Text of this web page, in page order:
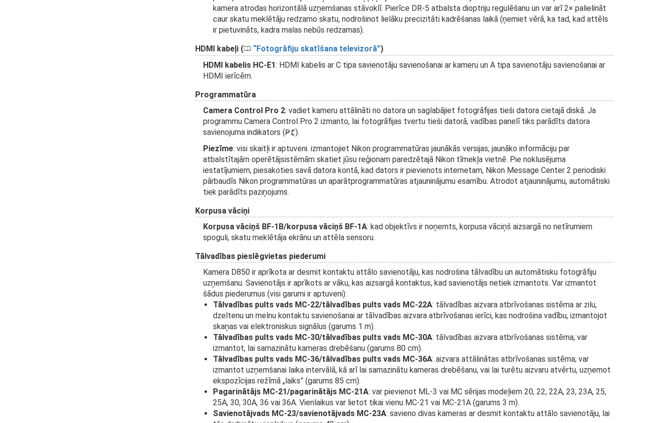
kamera atrodas horizontālā uzņemšanas stāvoklī. Pierīce DR-5 atbalsta dioptriju regulēšanu un var arī 2× palielināt
caur skatu meklētāju redzamo skatu, nodrošinot lielāku precizitāti kadrēšanas laikā (ņemiet vērā, ka tad, kad attēls
ir pietuvināts, kadra malas nebūs redzamas).
HDMI kabeļi (0 Fotogrāfiju skatīšana televizorā )
HDMI kabelis HC-E1: HDMI kabelis ar C tipa savienotāju savienošanai ar kameru un A tipa savienotāju savienošanai ar
HDMI ierīcēm.
Programmatūra
Camera Control Pro 2: vadiet kameru attālināti no datora un saglabājiet fotogrāfijas tieši datora cietajā diskā. Ja
programmu Camera Control Pro 2 izmanto, lai fotogrāfijas tvertu tieši datorā, vadības panelī tiks parādīts datora
savienojuma indikators (c).
Piezīme: visi skaitļi ir aptuveni. izmantojiet Nikon programmatūras jaunākās versijas; jaunāko informāciju par
atbalstītajām operētājsistēmām skatiet jūsu reģionam paredzētajā Nikon tīmekļa vietnē. Pie noklusējuma
iestatījumiem, piesakoties savā datora kontā, kad dators ir pievienots internetam, Nikon Message Center 2 periodiski
pārbaudīs Nikon programmatūras un aparātprogrammatūras atjauninājumu esamību. Atrodot atjauninājumu, automātiski
tiek parādīts paziņojums.
Korpusa vāciņi
Korpusa vāciņš BF-1B/korpusa vāciņš BF-1A: kad objektīvs ir noņemts, korpusa vāciņš aizsargā no netīrumiem
spoguli, skatu meklētāja ekrānu un attēla sensoru.
Tālvadības pieslēgvietas piederumi
Kamera D850 ir aprīkota ar desmit kontaktu attālo savienotāju, kas nodrošina tālvadību un automātisku fotogrāfiju
uzņemšanu. Savienotājs ir aprīkots ar vāku, kas aizsargā kontaktus, kad savienotājs netiek izmantots. Var izmantot
šādus piederumus (visi garumi ir aptuveni):
Tālvadības pults vads MC-22/tālvadības pults vads MC-22A: tālvadības aizvara atbrīvošanas sistēma ar zilu,
dzeltenu un melnu kontaktu savienošanai ar tālvadības aizvara atbrīvošanas ierīci, kas nodrošina vadību, izmantojot
skaņas vai elektroniskus signālus (garums 1 m).
Tālvadības pults vads MC-30/tālvadības pults vads MC-30A: tālvadības aizvara atbrīvošanas sistēma; var
izmantot, lai samazinātu kameras drebēšanu (garums 80 cm).
Tālvadības pults vads MC-36/tālvadības pults vads MC-36A: aizvara attālinātas atbrīvošanas sistēma; var
izmantot uzņemšanai laika intervālā, kā arī lai samazinātu kameras drebēšanu, vai lai turētu aizvaru atvērtu, uzņemot
ekspozīcijas režīmā „laiks” (garums 85 cm).
Pagarinātājs MC-21/pagarinātājs MC-21A: var pievienot ML-3 vai MC sērijas modeļiem 20, 22, 22A, 23, 23A, 25,
25A, 30, 30A, 36 vai 36A. Vienlaikus var lietot tikai vienu MC-21 vai MC-21A (garums 3 m).
Savienotājvads MC-23/savienotājvads MC-23A: savieno divas kameras ar desmit kontaktu attālo savienotāju, lai